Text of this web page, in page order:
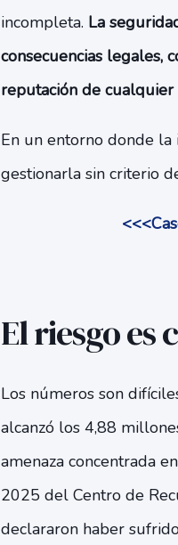
incompleta. La
consecuencias legales,
reputación de cualquier
En un entorno donde la
gestionarla sin criterio
El riesgo es
Los números son
alcanzó los 4,88
amenaza concentrada
2025 del Centro de
declararon haber